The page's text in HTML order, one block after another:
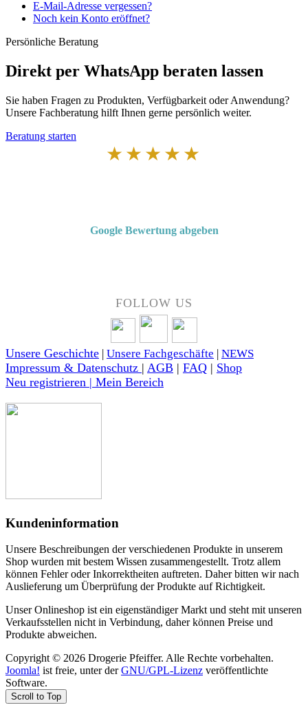
E-Mail-Adresse vergessen?
Noch kein Konto eröffnet?
Persönliche Beratung
Direkt per WhatsApp beraten lassen
Sie haben Fragen zu Produkten, Verfügbarkeit oder Anwendung?
Unsere Fachberatung hilft Ihnen gerne persönlich weiter.
Beratung starten
★★★★★
Google Bewertung abgeben
FOLLOW US
Unsere Geschichte Unsere Fachgeschäfte NEWS
Impressum & Datenschutz | AGB | FAQ | Shop
Neu registrieren | Mein Bereich
Kundeninformation
Unsere Beschreibungen der verschiedenen Produkte in unserem
Shop wurden mit bestem Wissen zusammengestellt. Trotz allem
können Fehler oder Inkorrektheiten auftreten. Daher bitten wir nach
Auslieferung um Überprüfung der Produkte auf Richtigkeit.
Unser Onlineshop ist ein eigenständiger Markt und steht mit unseren
Verkaufsstellen nicht in Verbindung, daher können Preise und
Produkte abweichen.
Copyright © 2026 Drogerie Pfeiffer. Alle Rechte vorbehalten.
Joomla! ist freie, unter derGNU/GPL-Lizenz veröffentlichte
Software.
Scroll to Top